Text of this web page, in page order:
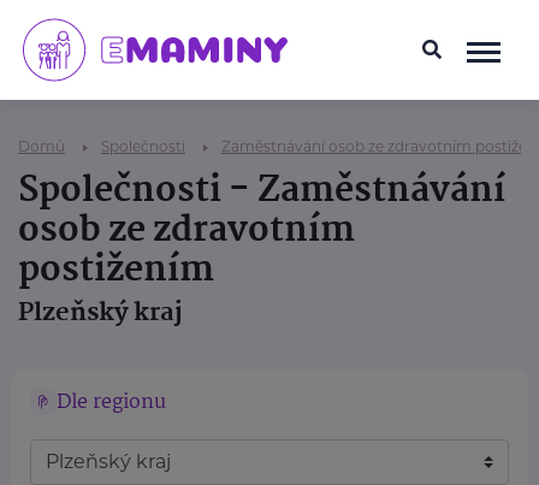
Domů Společnosti Zaměstnávání osob ze zdravotním
Společnosti - Zaměstnávání
osob ze zdravotním
postižením
Plzeňský kraj
Dle regionu